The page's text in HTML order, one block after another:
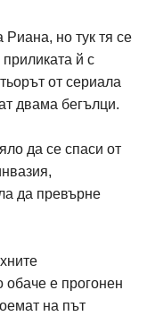
но тук тя се
й с
от сериала
двама бегълци.
да се спаси от
да превърне
обаче е прогонен
на път